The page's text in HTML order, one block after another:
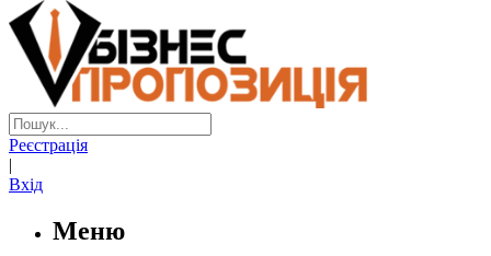
Реєстрація
|
Вхід
Меню